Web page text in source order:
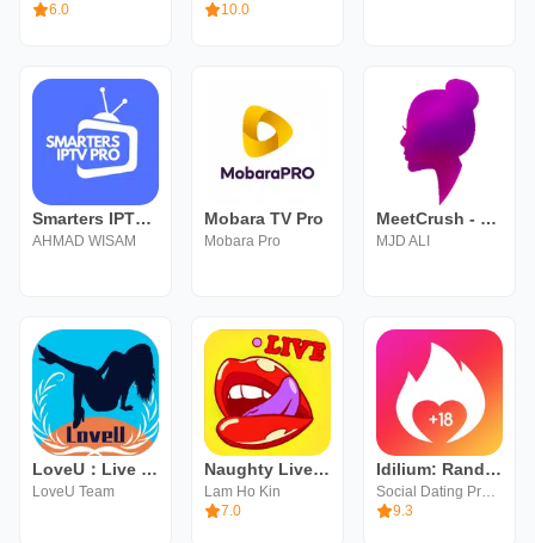
6.0
10.0
Smarters IPTV PRO - BluePlayer
AHMAD WISAM
Mobara TV Pro
Mobara Pro
MeetCrush - Random Chat
MJD ALI
LoveU：Live Video Chat&Call App
LoveU Team
Naughty Live Video Chat
Lam Ho Kin
7.0
Idilium: Random Chat Roulette
Social Dating Premium Apps
9.3